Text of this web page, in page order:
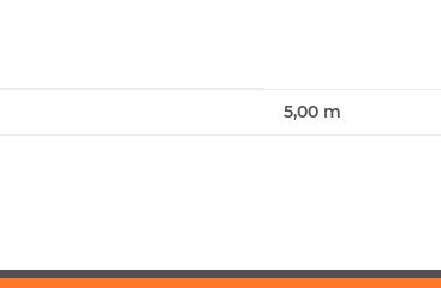
5,00 m